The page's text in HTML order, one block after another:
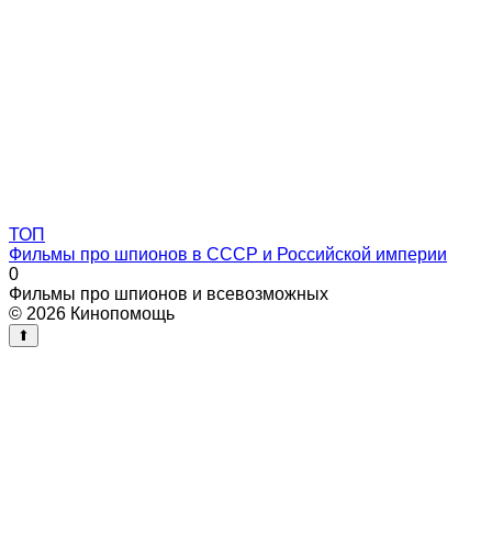
ТОП
Фильмы про шпионов в СССР и Российской империи
0
Фильмы про шпионов и всевозможных
© 2026 Кинопомощь